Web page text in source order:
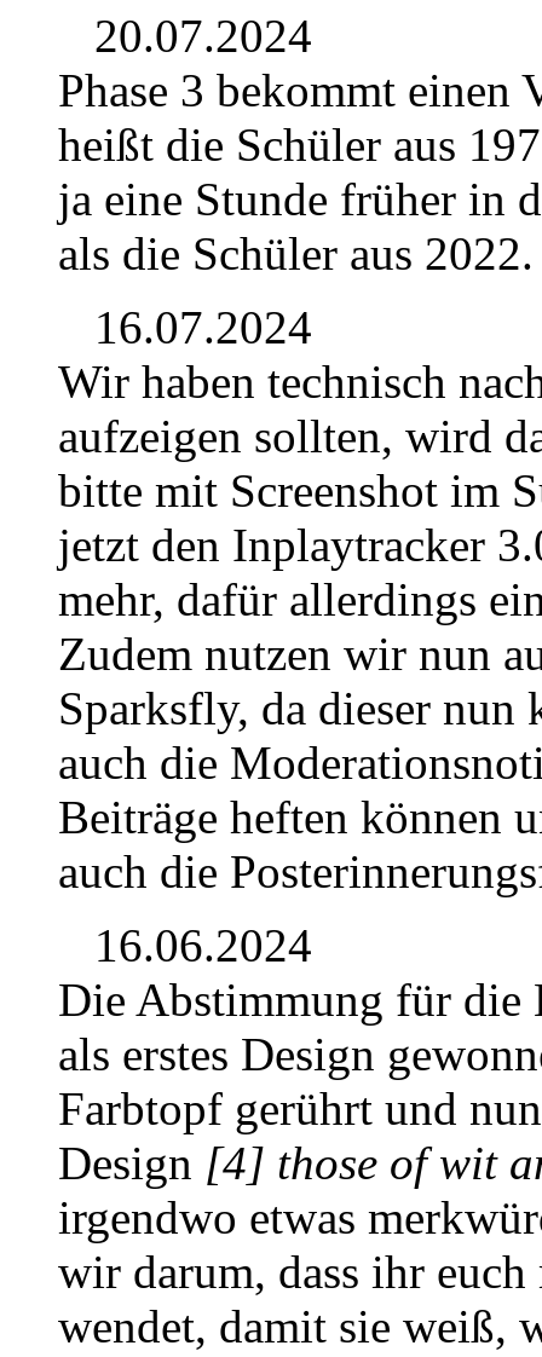
20.07.2024
Phase 3 bekommt einen
heißt die Schüler aus
ja eine Stunde früher in
als die Schüler aus 2022.
16.07.2024
Wir haben technisch
aufzeigen sollten, wird
bitte mit Screenshot im
jetzt den Inplaytracker
mehr, dafür allerdings
Zudem nutzen wir nun
Sparksfly, da dieser
auch die
Beiträge heften können
auch die
16.06.2024
Die Abstimmung für die
als erstes Design
Farbtopf gerührt und
Design [4] those of wit
irgendwo etwas
wir darum, dass ihr
wendet, damit sie weiß,